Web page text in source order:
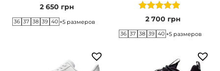
e
2 650 грн
36 37 38 39 40 +5 размеров 2 700 грн
36 37 38 39 40 +5 размеров